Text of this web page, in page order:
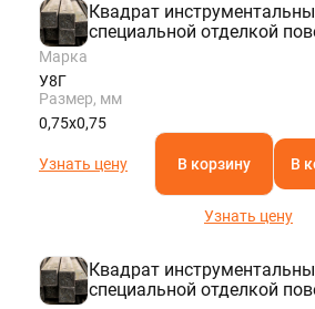
Квадрат
специальной отделкой
Марка
У8Г
Размер, мм
0,75х0,75
Узнать цену В корзину В
Узнать цену
Квадрат
специальной отделкой